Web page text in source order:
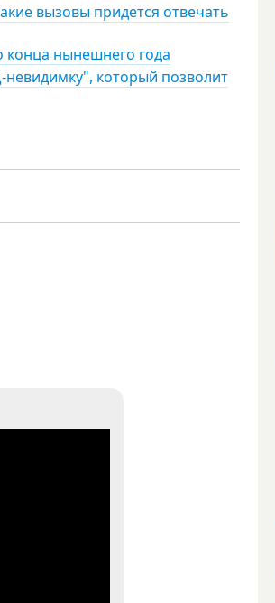
вызовы придется отвечать
конца нынешнего года
который позволит